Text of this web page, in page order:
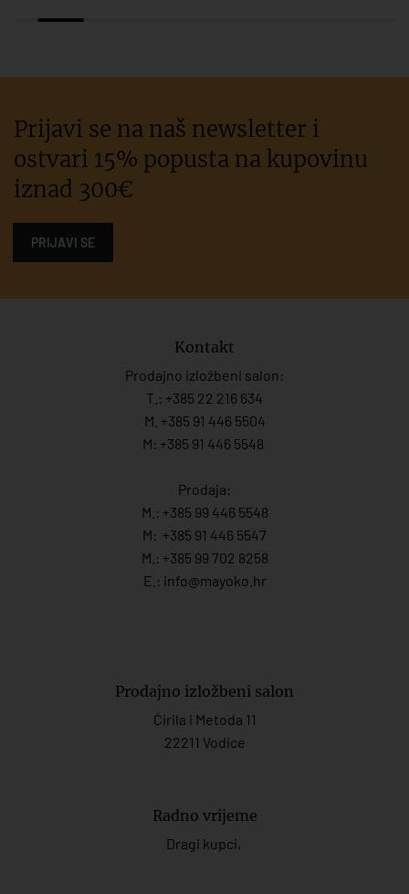
Prijavi se na naš newsletter i
ostvari 15% popusta na kupovinu
iznad 300€
PRIJAVI SE
Kontakt
Prodajno izložbeni salon:
T.: +385 22 216 634
M. +385 91 446 5504
M: +385 91 446 5548
Prodaja:
M.: +385 99 446 5548
M: +385 91 446 5547
M.: +385 99 702 8258
E.: info@mayoko. hr
Prodajno izložbeni salon
Ćirila i Metoda 11
22211 Vodice
Radno vrijeme
Dragi kupci,